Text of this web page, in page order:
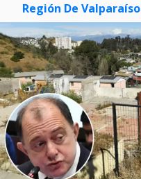
Región De Valparaíso